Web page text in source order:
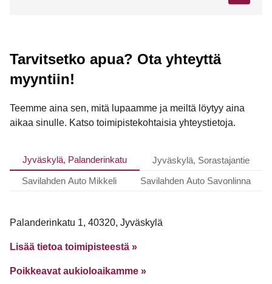
Tarvitsetko apua? Ota yhteyttä
myyntiin!
Teemme aina sen, mitä lupaamme ja meiltä löytyy aina
aikaa sinulle. Katso toimipistekohtaisia yhteystietoja.
Jyväskylä, Palanderinkatu Jyväskylä, Sorastajantie
Savilahden Auto Mikkeli Savilahden Auto Savonlinna
Palanderinkatu 1, 40320, Jyväskylä
Lisää tietoa toimipisteestä »
Poikkeavat aukioloaikamme »